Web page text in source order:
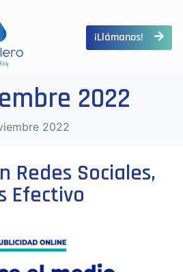
¡Llámanos!
2022
2022
Redes Sociales,
Efectivo